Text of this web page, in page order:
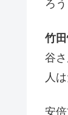
ろ
竹
谷
人
安